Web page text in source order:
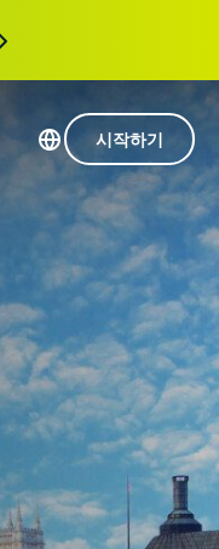
보
시작하기